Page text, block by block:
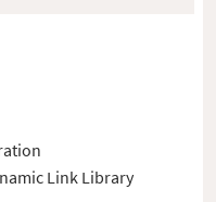
Link Library